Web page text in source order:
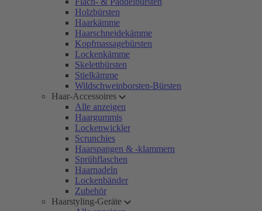
Holzbürsten
Haarkämme
Haarschneidekämme
Kopfmassagebürsten
Lockenkämme
Skelettbürsten
Stielkämme
Wildschweinborsten-Bürsten
Haar-Accessoires
Alle anzeigen
Haargummis
Lockenwickler
Scrunchies
Haarspangen & -klammern
Sprühflaschen
Haarnadeln
Lockenbänder
Zubehör
Haarstyling-Geräte